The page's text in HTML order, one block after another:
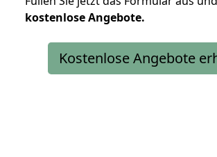
kostenloseAngebote.
Kostenlose Angebote